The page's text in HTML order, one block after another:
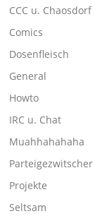
CCC u. Chaosdorf
Comics
Dosenfleisch
General
Howto
IRC u. Chat
Muahhahahaha
Parteigezwitscher
Projekte
Seltsam